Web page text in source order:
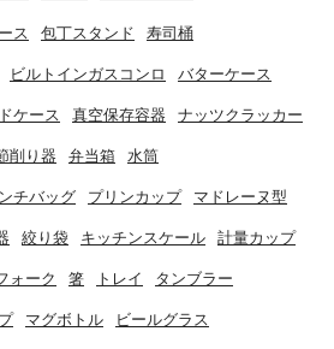
ス 包丁スタンド 寿司桶
ビルトインガスコンロ バターケース
ケース 真空保存容器 ナッツクラッカー
削り器 弁当箱 水筒
チバッグ プリンカップ マドレーヌ型
絞り袋 キッチンスケール 計量カップ
ォーク 箸 トレイ タンブラー
マグボトル ビールグラス